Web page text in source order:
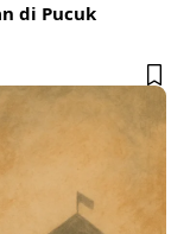
di Pucuk